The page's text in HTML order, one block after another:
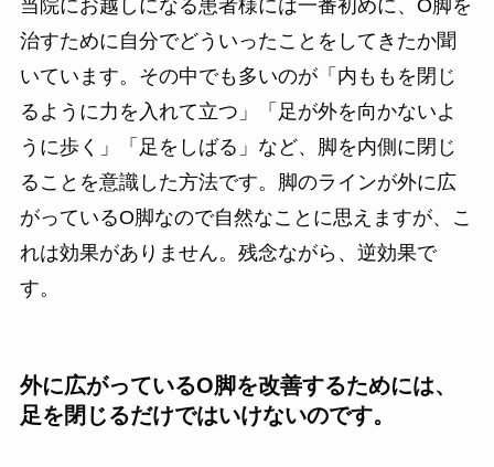
当院にお越しになる患者様には一番初めに、O脚を
治すために自分でどういったことをしてきたか聞
いています。その中でも多いのが「内ももを閉じ
るように力を入れて立つ」「足が外を向かないよ
うに歩く」「足をしばる」など、脚を内側に閉じ
ることを意識した方法です。脚のラインが外に広
がっているO脚なので自然なことに思えますが、こ
れは効果がありません。残念ながら、逆効果で
す。
外に広がっているO脚を改善するためには、
足を閉じるだけではいけないのです。